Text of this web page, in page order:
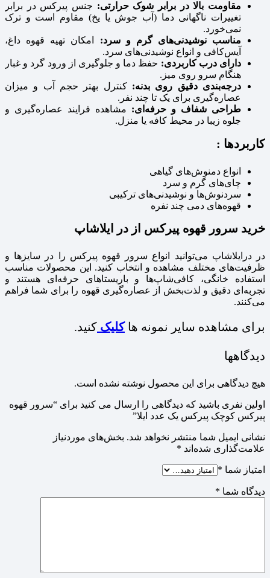
مقاومت بالا در برابر شوک حرارتی: جنس پیرکس در برابر
تغییرات ناگهانی دما (آب جوش یا یخ) مقاوم است و ترک
نمی‌خورد.
مناسب نوشیدنی‌های گرم و سرد: امکان تهیه قهوه داغ،
آیس‌کافی و انواع نوشیدنی‌های سرد.
دارای درب کاربردی: حفظ دما و جلوگیری از ورود گرد و غبار
هنگام سرو روی میز.
درجه‌بندی دقیق روی بدنه: کنترل بهتر حجم آب و میزان
عصاره‌گیری برای یک تا چند نفر.
طراحی شفاف و حرفه‌ای: مشاهده فرایند عصاره‌گیری و
جلوه زیبا در محیط کافه یا منزل.
کاربردها :
انواع دمنوش‌های گیاهی
چای‌های گرم و سرد
سردنوش‌ها و نوشیدنی‌های ترکیبی
قهوه‌های دمی چند نفره
خرید سرور قهوه پیرکس از در ایلاشاپ
در درایلاشاپ می‌توانید انواع سرور قهوه پیرکس را در سایزها و
ظرفیت‌های مختلف مشاهده و انتخاب کنید. این محصولات مناسب
استفاده خانگی، کافی‌شاپ‌ها و باریستاهای حرفه‌ای هستند و
تجربه‌ای دقیق و لذت‌بخش از عصاره‌گیری قهوه را برای شما فراهم
می‌کنند.
برای مشاهده سایر نمونه هاکلیک کنید.
دیدگاهها
هیچ دیدگاهی برای این محصول نوشته نشده است.
اولین نفری باشید که دیدگاهی را ارسال می کنید برای “سرور قهوه
پیرکس کوچک پیرکس یک عدد ایلا”
نشانی ایمیل شما منتشر نخواهد شد. بخش‌های موردنیاز
علامت‌گذاری شده‌اند *
امتیاز شما *
دیدگاه شما *